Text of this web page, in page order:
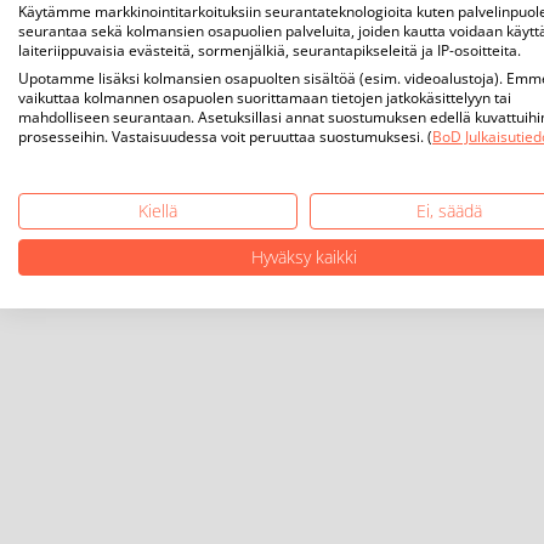
Käytämme markkinointitarkoituksiin seurantateknologioita kuten
seurantaa sekä kolmansien osapuolien palveluita, joiden kautta voidaan
laiteriippuvaisia evästeitä, sormenjälkiä, seurantapikseleitä ja IP-osoitteita.
Upotamme lisäksi kolmansien osapuolten sisältöä (esim. videoalustoja).
vaikuttaa kolmannen osapuolen suorittamaan tietojen jatkokäsittelyyn tai
mahdolliseen seurantaan. Asetuksillasi annat suostumuksen edellä
prosesseihin. Vastaisuudessa voit peruuttaa suostumuksesi. (BoD
Kiellä
Ei, säädä
Hyväksy kaikki